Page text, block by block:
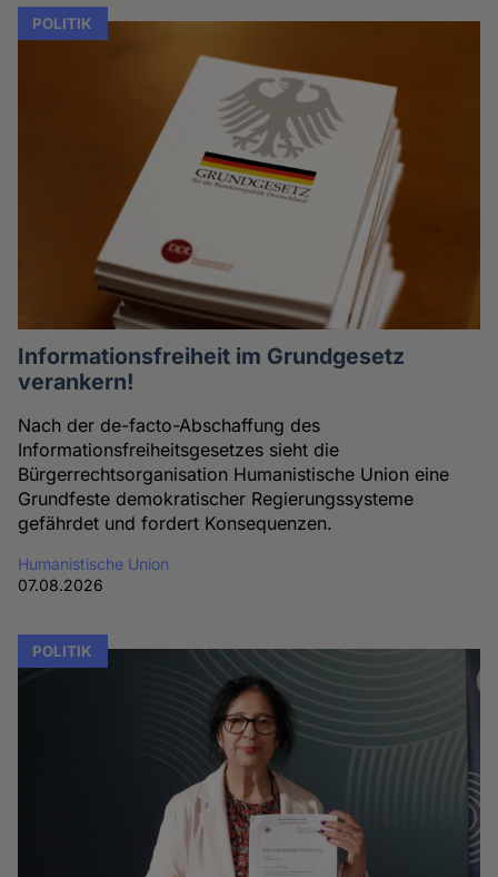
POLITIK
Informationsfreiheit im Grundgesetz
verankern!
Nach der de-facto-Abschaffung des
Informationsfreiheitsgesetzes sieht die
Bürgerrechtsorganisation Humanistische Union eine
Grundfeste demokratischer Regierungssysteme
gefährdet und fordert Konsequenzen.
Humanistische Union
07.08.2026
POLITIK